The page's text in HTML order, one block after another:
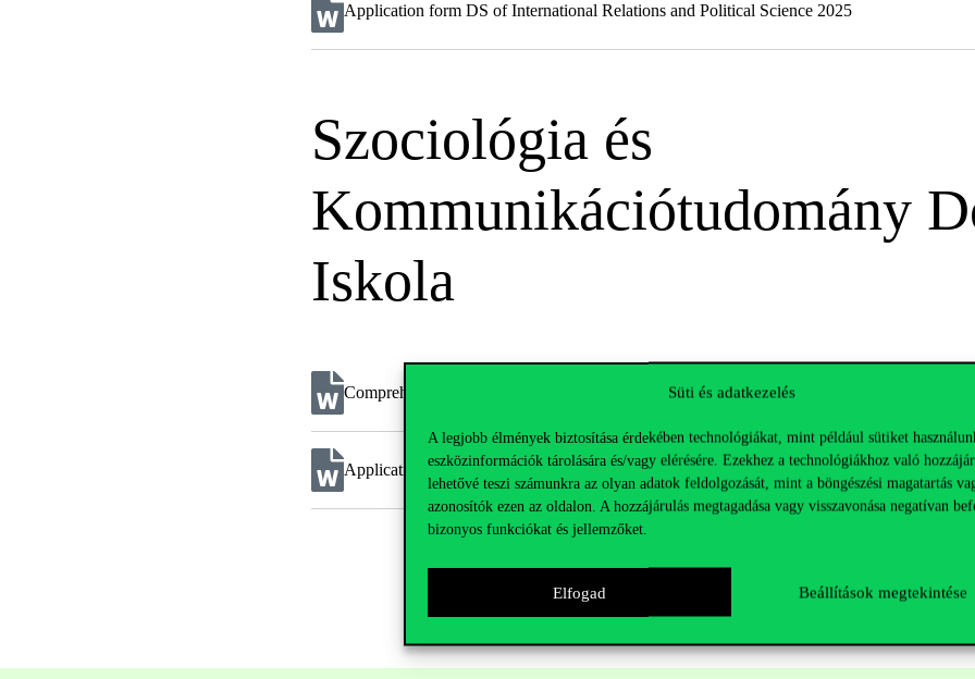
Süti és adatkezelés
A legjobb élmények biztosítása érdekében technológiákat, mint például sütiket
eszközinformációk tárolására és/vagy elérésére. Ezekhez a technológiákhoz való
lehetővé teszi számunkra az olyan adatok feldolgozását, mint a böngészési magatartás
azonosítók ezen az oldalon. A hozzájárulás megtagadása vagy visszavonása negatívan
bizonyos funkciókat és jellemzőket.
Elfogad Beállítások megtekintése
Application form DS of International Relations and Political Science 2025
Szociológia és
Kommunikációtudomány
Iskola
Comprehensive exam information DS of Sociology and Communication Science 2025
Application form DS of Sociology and Communication Science 2025